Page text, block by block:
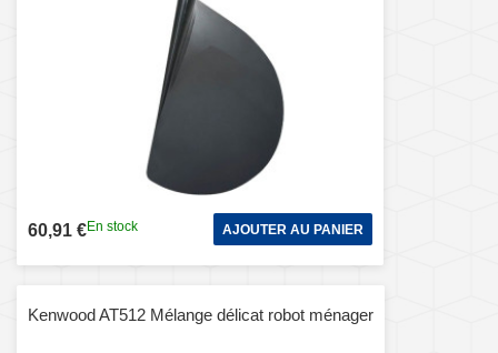
60,91 €En stock AJOUTER AU PANIER
Kenwood AT512 Mélange délicat robot ménager